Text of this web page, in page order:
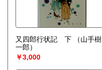
又四郎行状記 下
（山手樹
一郎）
￥3,000